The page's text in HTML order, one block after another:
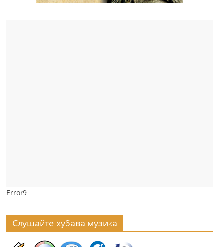
Error9
Слушайте хубава музика